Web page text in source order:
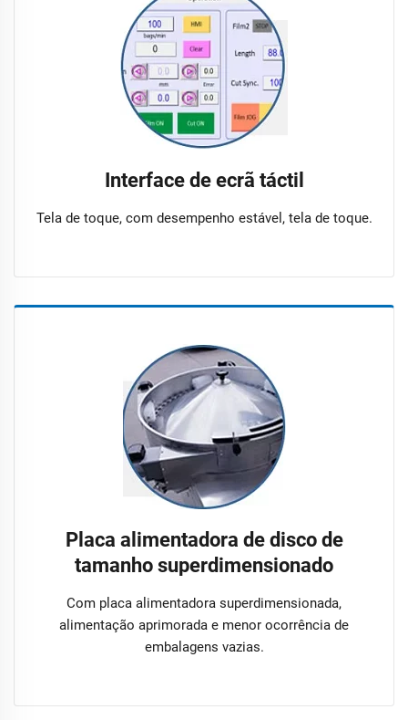
Interface de ecrã táctil
Tela de toque, com desempenho estável, tela de toque.
Placa alimentadora de disco de
tamanho superdimensionado
Com placa alimentadora superdimensionada,
alimentação aprimorada e menor ocorrência de
embalagens vazias.